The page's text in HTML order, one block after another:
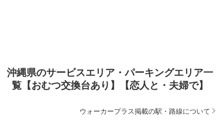
沖縄県のサービスエリア・パーキングエリア一
覧【おむつ交換台あり】【恋人と・夫婦で】
ウォーカープラス掲載の駅・路線について